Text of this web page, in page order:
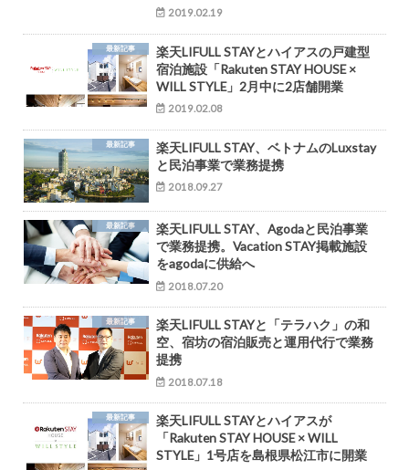
2019.02.19
最新記事
楽天LIFULL STAYとハイアスの戸建型
宿泊施設「Rakuten STAY HOUSE ×
WILL STYLE」2月中に2店舗開業
2019.02.08
最新記事
楽天LIFULL STAY、ベトナムのLuxstay
と民泊事業で業務提携
2018.09.27
最新記事
楽天LIFULL STAY、Agodaと民泊事業
で業務提携。Vacation STAY掲載施設
をagodaに供給へ
2018.07.20
最新記事
楽天LIFULL STAYと「テラハク」の和
空、宿坊の宿泊販売と運用代行で業務
提携
2018.07.18
最新記事
楽天LIFULL STAYとハイアスが
「Rakuten STAY HOUSE × WILL
STYLE」1号店を島根県松江市に開業